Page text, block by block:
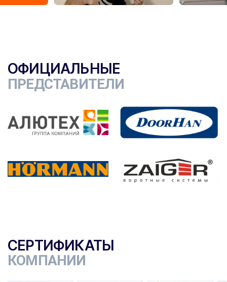
ОФИЦИАЛЬНЫЕ
ПРЕДСТАВИТЕЛИ
СЕРТИФИКАТЫ
КОМПАНИИ